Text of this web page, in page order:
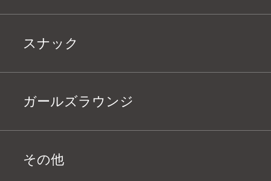
スナック
ガールズラウンジ
その他